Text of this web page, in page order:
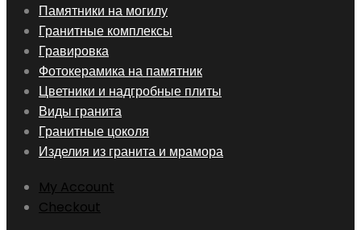
Skip
content
Памятники на могилу
Гранитные комплексы
Гравировка
Фотокерамика на памятник
Цветники и надгробные плиты
Виды гранита
Гранитные цоколя
Изделия из гранита и мрамора
My Account
Checkout